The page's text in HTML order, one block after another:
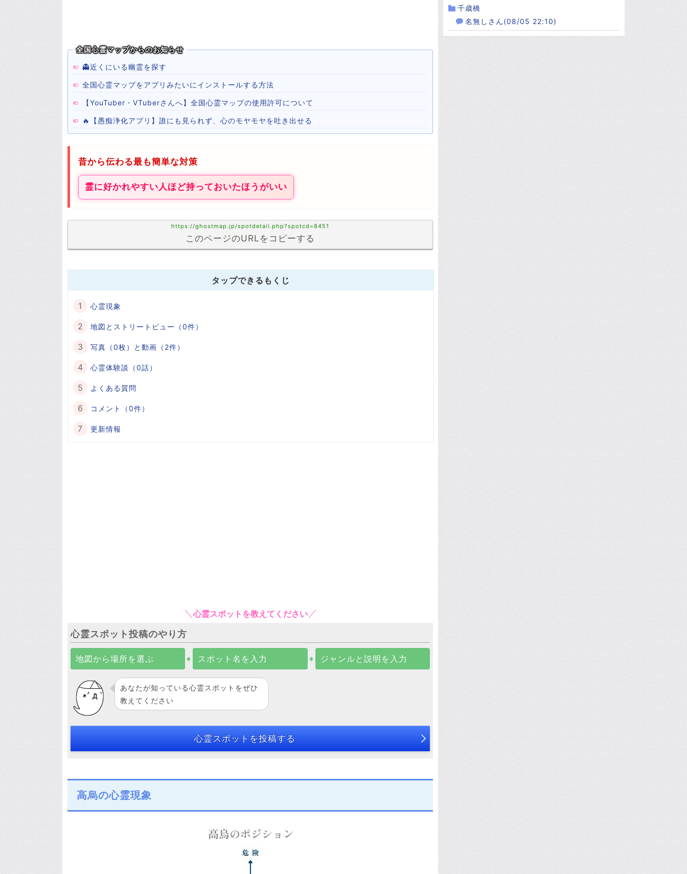
全国心霊マップからのお知らせ
👻近くにいる幽霊を探す
全国心霊マップをアプリみたいにインストールする方法
【YouTuber・VTuberさんへ】全国心霊マップの使用許可について
🔥【愚痴浄化アプリ】誰にも見られず、心のモヤモヤを吐き出せる
昔から伝わる最も簡単な対策
霊に好かれやすい人ほど持っておいたほうがいい
https://ghostmap.jp/spotdetail.php?spotcd=8451
このページのURLをコピーする
タップできるもくじ
心霊現象
地図とストリートビュー（0件）
写真（0枚）と動画（2件）
心霊体験談（0話）
よくある質問
コメント（0件）
更新情報
心霊スポットを教えてください
心霊スポット投稿のやり方
地図から場所を選ぶ ➧ スポット名を入力 ➧ ジャンルと説明を入力
あなたが知っている心霊スポットをぜひ
教えてください
心霊スポットを投稿する
高烏の心霊現象
千歳橋
名無しさん(08/05 22:10)